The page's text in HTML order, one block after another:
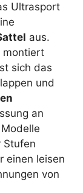
Ultrasport
aus.
montiert
sich das
und
an
Stufen
einen leisen
von